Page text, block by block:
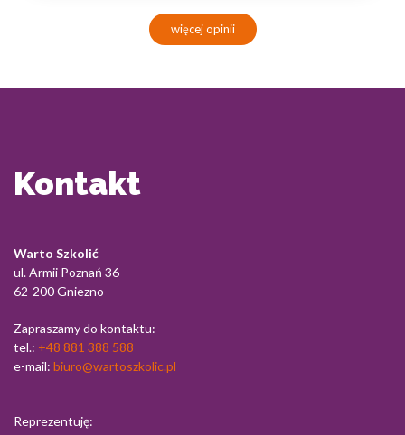
więcej opinii
Kontakt
Warto Szkolić
ul. Armii Poznań 36
62-200 Gniezno
Zapraszamy do kontaktu:
tel.: +48 881 388 588
e-mail: biuro@wartoszkolic.pl
Reprezentuję: